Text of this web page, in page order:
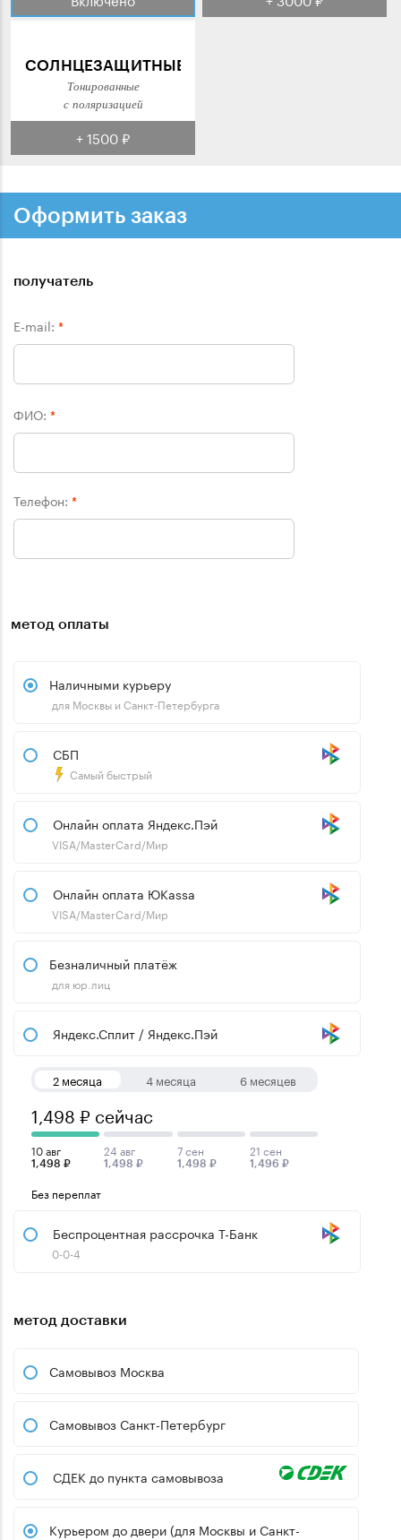
СОЛНЦЕЗАЩИТНЫЕ
Тонированные
с поляризацией
+ 1500 ₽
Оформить заказ
получатель
E-mail: *
ФИО: *
Телефон: *
метод оплаты
Наличными курьеру
для Москвы и Санкт-Петербурга
СБП
Самый быстрый
Онлайн оплата Яндекс.Пэй
VISA/MasterCard/Мир
Онлайн оплата ЮKassa
VISA/MasterCard/Мир
Безналичный платёж
для юр.лиц
Яндекс.Сплит / Яндекс.Пэй
2 месяца 4 месяца 6 месяцев
1,498 ₽ сейчас
10 авг
1,498 ₽
24 авг
1,498 ₽
7 сен
1,498 ₽
21 сен
1,496 ₽
Без переплат
Беспроцентная рассрочка Т-Банк
0-0-4
метод доставки
Самовывоз Москва
Самовывоз Санкт-Петербург
СДЕК до пункта самовывоза
Курьером до двери (для Москвы и Санкт-